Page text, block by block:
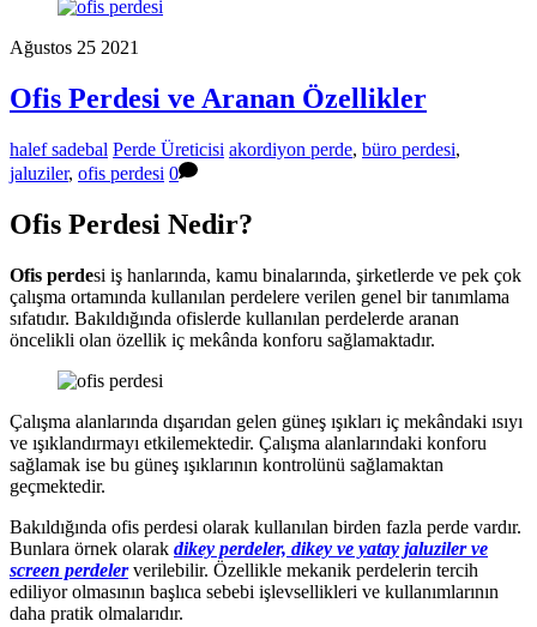
Ağustos 25 2021
Ofis Perdesi ve Aranan Özellikler
halef sadebal Perde Üreticisi akordiyon perde, büro perdesi,
jaluziler, ofis perdesi 0
Ofis Perdesi Nedir?
Ofis perdesi iş hanlarında, kamu binalarında, şirketlerde ve pek çok
çalışma ortamında kullanılan perdelere verilen genel bir tanımlama
sıfatıdır. Bakıldığında ofislerde kullanılan perdelerde aranan
öncelikli olan özellik iç mekânda konforu sağlamaktadır.
Çalışma alanlarında dışarıdan gelen güneş ışıkları iç mekândaki ısıyı
ve ışıklandırmayı etkilemektedir. Çalışma alanlarındaki konforu
sağlamak ise bu güneş ışıklarının kontrolünü sağlamaktan
geçmektedir.
Bakıldığında ofis perdesi olarak kullanılan birden fazla perde vardır.
Bunlara örnek olarak dikey perdeler, dikey ve yatay jaluziler ve
screen perdelerverilebilir. Özellikle mekanik perdelerin tercih
ediliyor olmasının başlıca sebebi işlevsellikleri ve kullanımlarının
daha pratik olmalarıdır.